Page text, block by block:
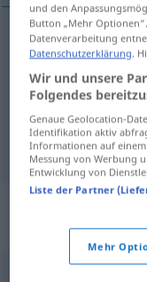
drafram
anföra
anlita heranziehen
und den
Button „Mehr
Datenverarbeitung
Datenschutzerklärung.
Wir und unsere
Folgendes
Genaue Geolocation-
Identifikation aktiv
Informationen auf
Messung von Werbung
Entwicklung von
Liste der Partner
Mehr